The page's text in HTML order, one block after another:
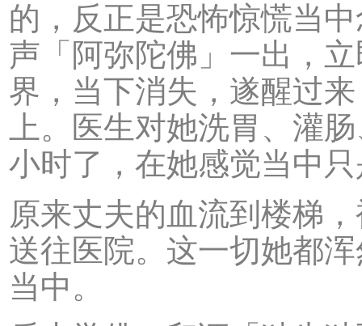
的，反正是恐怖惊慌当
声「阿弥陀佛」一出，
界，当下消失，遂醒过
上。医生对她洗胃、灌
小时了，在她感觉当中
原来丈夫的血流到楼梯
送往医院。这一切她都
当中。